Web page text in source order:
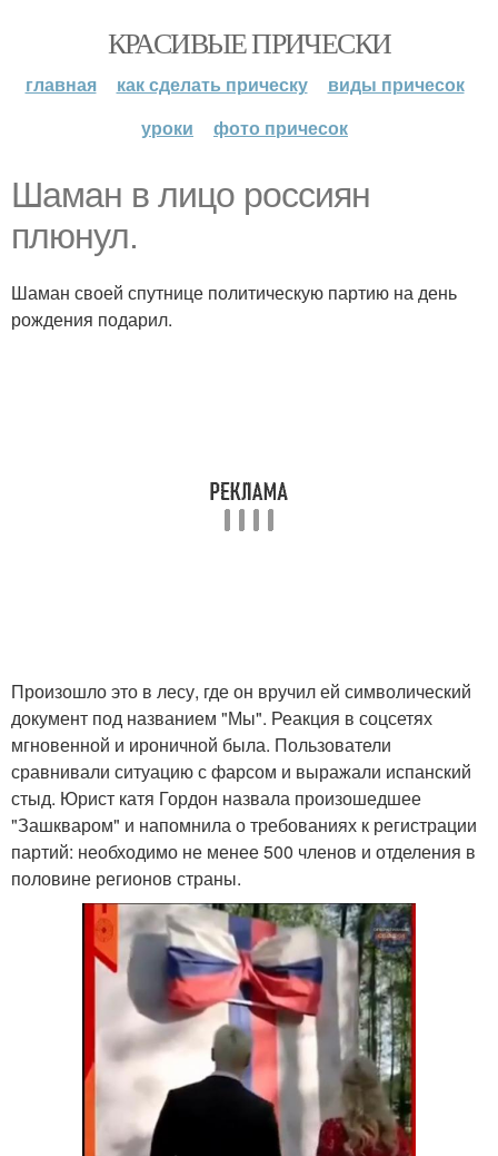
КРАСИВЫЕ ПРИЧЕСКИ
главная как сделать прическу
виды причесок
уроки
фото причесок
Шаман в лицо россиян
плюнул.
Шаман своей спутнице политическую партию на день
рождения подарил.
Произошло это в лесу, где он вручил ей символический
документ под названием "Мы". Реакция в соцсетях
мгновенной и ироничной была. Пользователи
сравнивали ситуацию с фарсом и выражали испанский
стыд. Юрист катя Гордон назвала произошедшее
"Зашкваром" и напомнила о требованиях к регистрации
партий: необходимо не менее 500 членов и отделения в
половине регионов страны.